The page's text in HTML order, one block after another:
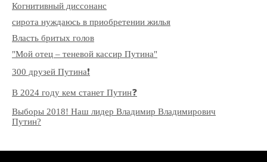
Когнитивный диссонанс
сирота нуждаюсь в приобретении жилья
Власть бритых голов
"Мой отец – теневой кассир Путина"
300 друзей Путина❗️
В 2024 году кем станет Путин❓
Выборы 2018! Наш лидер Владимир Владимирович
Путин?